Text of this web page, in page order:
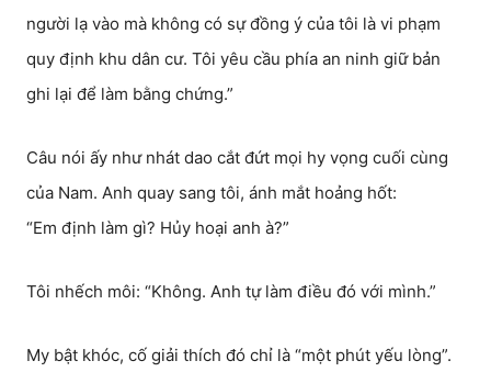
người lạ vào mà không có sự đồng ý của tôi là vi phạm
quy định khu dân cư. Tôi yêu cầu phía an ninh giữ bản
ghi lại để làm bằng chứng.”
Câu nói ấy như nhát dao cắt đứt mọi hy vọng cuối cùng
của Nam. Anh quay sang tôi, ánh mắt hoảng hốt:
“Em định làm gì? Hủy hoại anh à?”
Tôi nhếch môi: “Không. Anh tự làm điều đó với mình.”
My bật khóc, cố giải thích đó chỉ là “một phút yếu lòng”.